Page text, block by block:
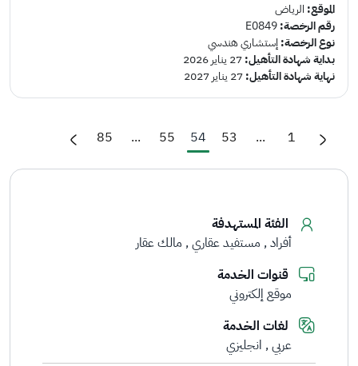
الموقع: الرياض
رقم الرخصة:E0849
نوع الرخصة: إستشاري هندسي
بداية شهادة التأهيل:27 يناير 2026
نهاية شهادة التأهيل:27 يناير 2027
1
...
53
54
55
...
85
الفئة المستهدفة
أفراد مستفيد عقاري مالك عقار
قنوات الخدمة
موقع إلكتروني
لغات الخدمة
عربي انجليزي